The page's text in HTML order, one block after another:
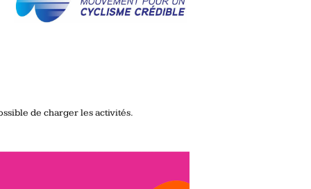
de charger les activités.